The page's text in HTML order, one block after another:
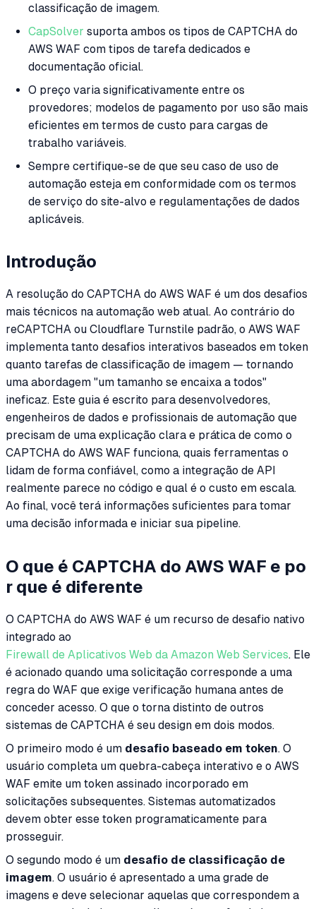
classificação de imagem.
CapSolver suporta ambos os tipos de CAPTCHA do
AWS WAF com tipos de tarefa dedicados e
documentação oficial.
O preço varia significativamente entre os
provedores; modelos de pagamento por uso são mais
eficientes em termos de custo para cargas de
trabalho variáveis.
Sempre certifique-se de que seu caso de uso de
automação esteja em conformidade com os termos
de serviço do site-alvo e regulamentações de dados
aplicáveis.
Introdução
A resolução do CAPTCHA do AWS WAF é um dos desafios
mais técnicos na automação web atual. Ao contrário do
reCAPTCHA ou Cloudflare Turnstile padrão, o AWS WAF
implementa tanto desafios interativos baseados em token
quanto tarefas de classificação de imagem — tornando
uma abordagem "um tamanho se encaixa a todos"
ineficaz. Este guia é escrito para desenvolvedores,
engenheiros de dados e profissionais de automação que
precisam de uma explicação clara e prática de como o
CAPTCHA do AWS WAF funciona, quais ferramentas o
lidam de forma confiável, como a integração de API
realmente parece no código e qual é o custo em escala.
Ao final, você terá informações suficientes para tomar
uma decisão informada e iniciar sua pipeline.
O que é CAPTCHA do AWS WAF e po
r que é diferente
O CAPTCHA do AWS WAF é um recurso de desafio nativo
integrado ao
Firewall de Aplicativos Web da Amazon Web Services. Ele
é acionado quando uma solicitação corresponde a uma
regra do WAF que exige verificação humana antes de
conceder acesso. O que o torna distinto de outros
sistemas de CAPTCHA é seu design em dois modos.
O primeiro modo é um desafio baseado em token. O
usuário completa um quebra-cabeça interativo e o AWS
WAF emite um token assinado incorporado em
solicitações subsequentes. Sistemas automatizados
devem obter esse token programaticamente para
prosseguir.
O segundo modo é um desafio de classificação de
imagem. O usuário é apresentado a uma grade de
imagens e deve selecionar aquelas que correspondem a